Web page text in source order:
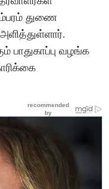
துணை
பாதுகாப்பு வழங்க